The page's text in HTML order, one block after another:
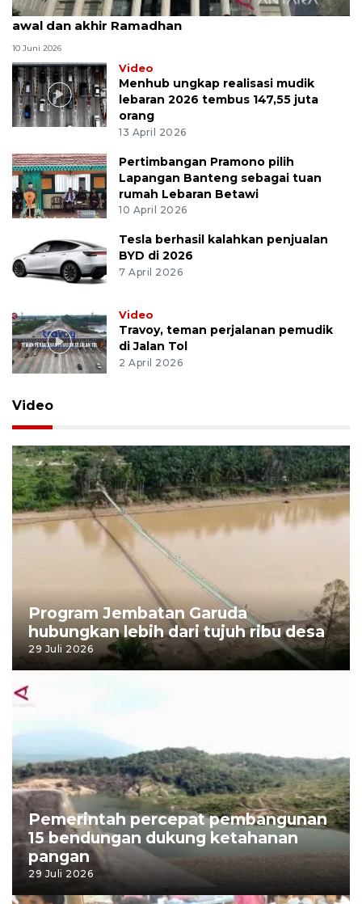
MK uji materi UU Peradilan Agama perihal isbat
awal dan akhir Ramadhan
10 Juni 2026
Video
Menhub ungkap realisasi mudik
lebaran 2026 tembus 147,55 juta
orang
13 April 2026
Pertimbangan Pramono pilih
Lapangan Banteng sebagai tuan
rumah Lebaran Betawi
10 April 2026
Tesla berhasil kalahkan penjualan
BYD di 2026
7 April 2026
Video
Travoy, teman perjalanan pemudik
di Jalan Tol
2 April 2026
Video
Program Jembatan Garuda
hubungkan lebih dari tujuh ribu desa
29 Juli 2026
Pemerintah percepat pembangunan
15 bendungan dukung ketahanan
pangan
29 Juli 2026